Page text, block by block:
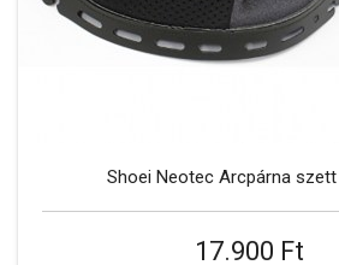
Shoei Neotec Arcpárna
17.900 Ft